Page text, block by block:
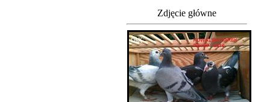
Zdjęcie główne